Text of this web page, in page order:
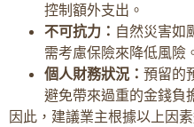
控制額外支出。
不可抗力： 自然災害如
需考慮保險來降低風險
個人財務狀況： 預留的
避免帶來過重的金錢負
因此，建議業主根據以上因